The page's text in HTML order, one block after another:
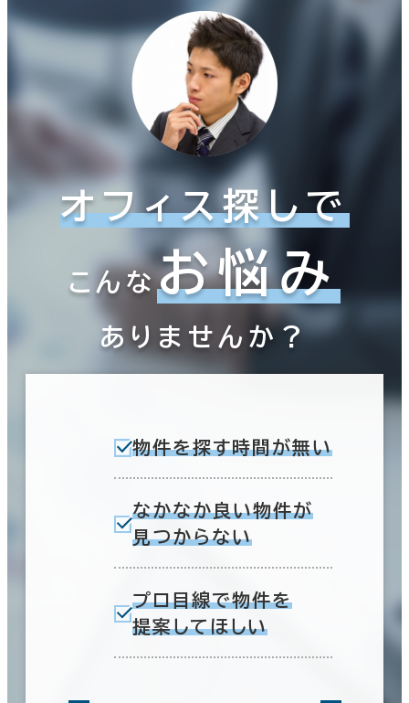
オフィス探しで
こんなお悩み
ありませんか？
物件を探す時間が無い
なかなか良い物件が
見つからない
プロ目線で物件を
提案してほしい